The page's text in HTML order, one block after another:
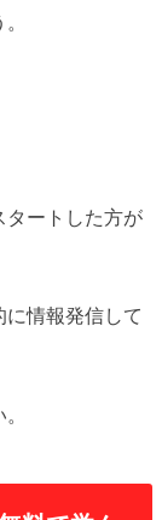
タートした方が
情報発信して